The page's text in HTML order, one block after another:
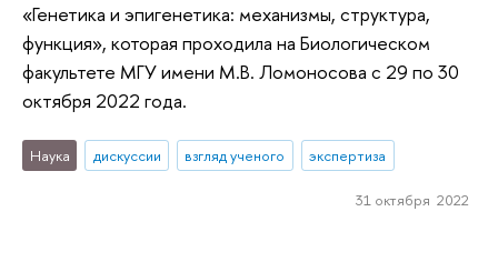
«Генетика и эпигенетика: механизмы, структура,
функция», которая проходила на Биологическом
факультете МГУ имени М.В. Ломоносова с 29 по 30
октября 2022 года.
Наука дискуссии взгляд ученого экспертиза
31 октября 2022